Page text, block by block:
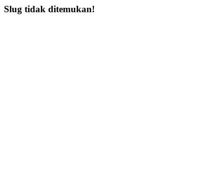
Slug tidak ditemukan!